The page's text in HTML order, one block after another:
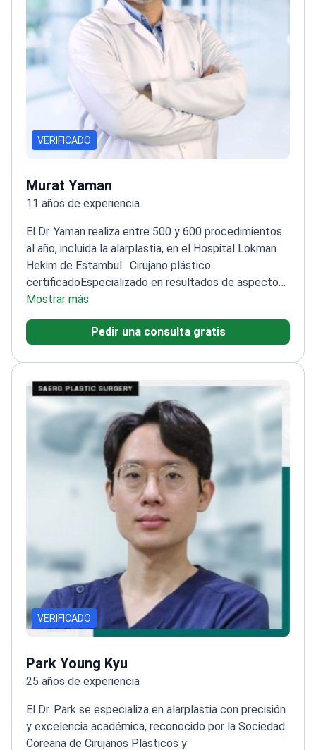
VERIFICADO
Murat Yaman
11 años de experiencia
El Dr. Yaman realiza entre 500 y 600 procedimientos
al año, incluida la alarplastia, en el Hospital Lokman
Hekim de Estambul. Cirujano plástico
certificadoEspecializado en resultados de aspecto
natural para procedimientos faciales
Sociedad Turca de Cirugía Reconstructiva, Estética y
Formación básica en microcirugía en la
Mostrar más
Pedir una consulta gratis
VERIFICADO
Park Young Kyu
25 años de experiencia
El Dr. Park se especializa en alarplastia con precisión
y excelencia académica, reconocido por la Sociedad
Coreana de Cirujanos Plásticos y